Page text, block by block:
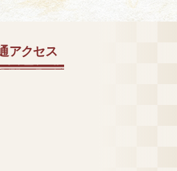
アクセス